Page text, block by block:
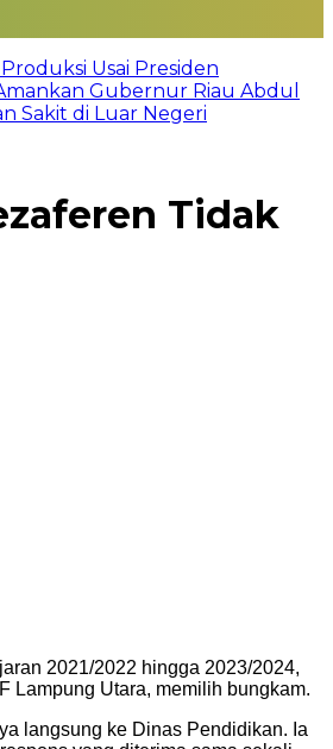
Usai Presiden
Gubernur Riau Abdul
Sakit di Luar Negeri
Tidak
2021/2022 hingga 2023/2024,
Lampung Utara, memilih bungkam.
langsung ke Dinas Pendidikan. Ia